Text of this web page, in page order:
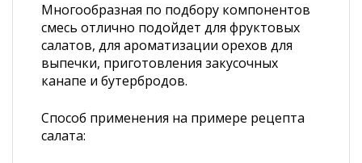
Многообразная по подбору компонентов
смесь отлично подойдет для фруктовых
салатов, для ароматизации орехов для
выпечки, приготовления закусочных
канапе и бутербродов.
Способ применения на примере рецепта
салата: